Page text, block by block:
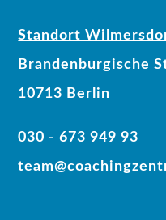
Standort
Brandenburgische
10713 Berlin
030 - 673 949 93